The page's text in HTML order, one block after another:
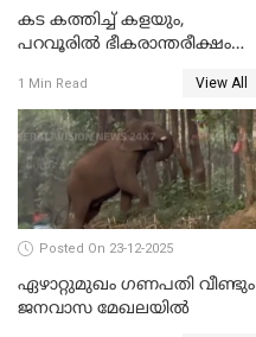
കട കത്തിച്ച് കളയും,
പറവൂരില്‍ ഭീകരാന്തരീക്ഷം
1 Min Read View All
Posted On 23-12-2025
ഏഴാറ്റുമുഖം ഗണപതി വീണ്ടും
ജനവാസ മേഖലയിൽ